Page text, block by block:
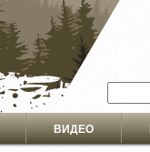
ВИДЕО